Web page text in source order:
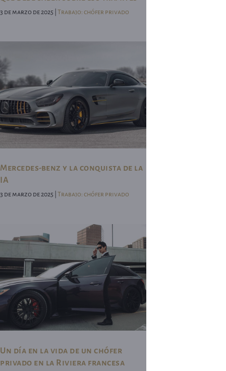
3 de marzo de 2025 | Trabajo: chófer privado
Mercedes-benz y la conquista de la
IA
3 de marzo de 2025 | Trabajo: chófer privado
Un día en la vida de un chófer
privado en la Riviera francesa